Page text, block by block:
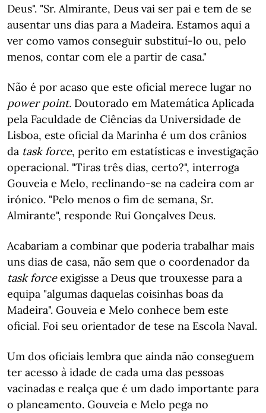
Deus". "Sr. Almirante, Deus vai ser pai e tem de se
ausentar uns dias para a Madeira. Estamos aqui a
ver como vamos conseguir substituí-lo ou, pelo
menos, contar com ele a partir de casa."
Não é por acaso que este oficial merece lugar no
power point. Doutorado em Matemática Aplicada
pela Faculdade de Ciências da Universidade de
Lisboa, este oficial da Marinha é um dos crânios
da task force, perito em estatísticas e investigação
operacional. "Tiras três dias, certo?", interroga
Gouveia e Melo, reclinando-se na cadeira com ar
irónico. "Pelo menos o fim de semana, Sr.
Almirante", responde Rui Gonçalves Deus.
Acabariam a combinar que poderia trabalhar mais
uns dias de casa, não sem que o coordenador da
task forceexigisse a Deus que trouxesse para a
equipa "algumas daquelas coisinhas boas da
Madeira". Gouveia e Melo conhece bem este
oficial. Foi seu orientador de tese na Escola Naval.
Um dos oficiais lembra que ainda não conseguem
ter acesso à idade de cada uma das pessoas
vacinadas e realça que é um dado importante para
o planeamento. Gouveia e Melo pega no